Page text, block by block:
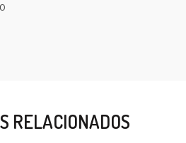
RELACIONADOS